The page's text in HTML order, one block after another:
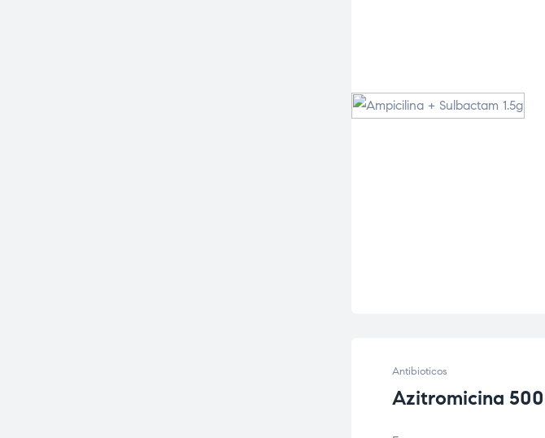
Antibioticos
Azitromicina 500